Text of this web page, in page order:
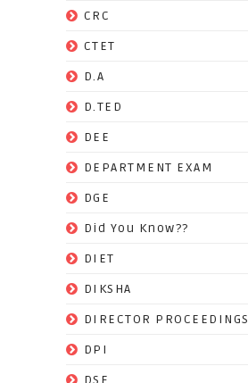
CRC
CTET
D.A
D.TED
DEE
DEPARTMENT EXAM
DGE
Did You Know??
DIET
DIKSHA
DIRECTOR PROCEEDINGS
DPI
DSE